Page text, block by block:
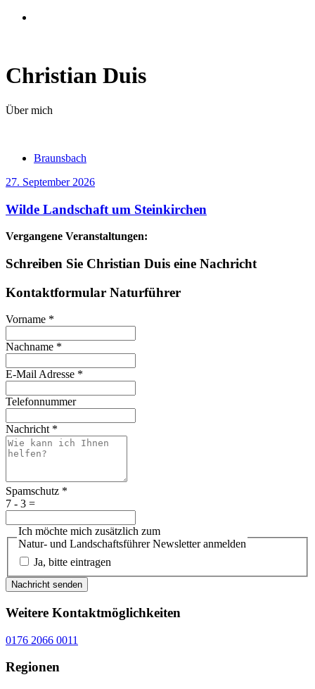
Christian Duis
Über mich
Braunsbach
27. September 2026
Wilde Landschaft um Steinkirchen
Vergangene Veranstaltungen:
Schreiben Sie Christian Duis eine Nachricht
Kontaktformular Naturführer
Vorname *
Nachname *
E-Mail Adresse *
Telefonnummer
Nachricht *
Spamschutz *
7 - 3 =
Ich möchte mich zusätzlich zum
Natur- und Landschaftsführer Newsletter anmelden
Ja, bitte eintragen
Nachricht senden
Weitere Kontaktmöglichkeiten
0176 2066 0011
Regionen